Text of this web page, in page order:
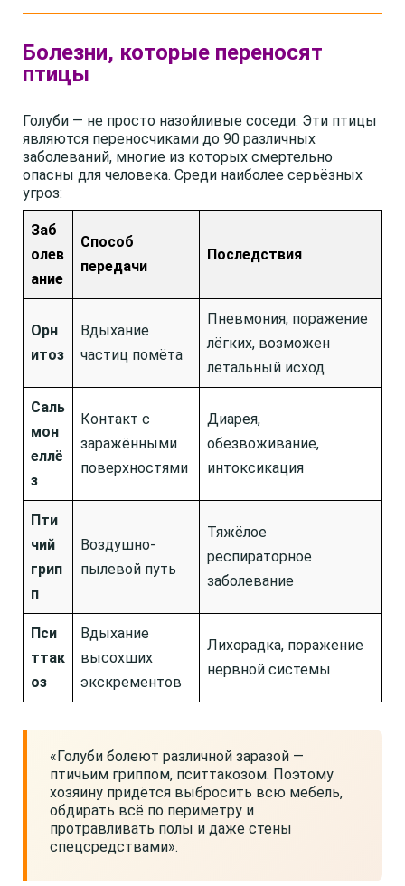
Болезни, которые переносят
птицы
Голуби — не просто назойливые соседи. Эти птицы
являются переносчиками до 90 различных
заболеваний, многие из которых смертельно
опасны для человека. Среди наиболее серьёзных
угроз:
Заб
олев
ание
Способ
передачи
Последствия
Орн
итоз
Вдыхание
частиц помёта
Пневмония, поражение
лёгких, возможен
летальный исход
Саль
мон
еллё
з
Контакт с
заражёнными
поверхностями
Диарея,
обезвоживание,
интоксикация
Пти
чий
грип
п
Воздушно-
пылевой путь
Тяжёлое
респираторное
заболевание
Пси
ттак
оз
Вдыхание
высохших
экскрементов
Лихорадка, поражение
нервной системы
«Голуби болеют различной заразой —
птичьим гриппом, пситтакозом. Поэтому
хозяину придётся выбросить всю мебель,
обдирать всё по периметру и
протравливать полы и даже стены
спецсредствами».